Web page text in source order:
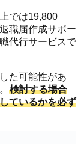
では19,800
職届作成サポー
代行サービスで
た可能性があ
検討する場合
ているかを必ず